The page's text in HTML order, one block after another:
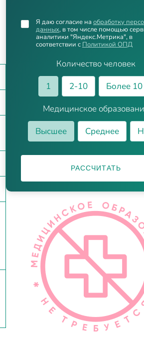
Количество человек
1
2-10
Более 10
Медицинское
Высшее
Среднее
Я даю согласие на обработку
данных, в том числе помощью
аналитики "Яндекс.Метрика", в
соответствии с Политикой ОПД
РАССЧИТАТЬ